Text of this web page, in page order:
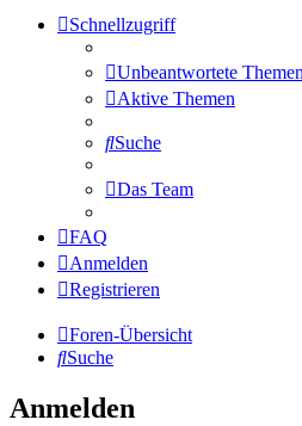
Schnellzugriff
Unbeantwortete
Aktive Themen
Suche
Das Team
FAQ
Anmelden
Registrieren
Foren-Übersicht
Suche
Anmelden